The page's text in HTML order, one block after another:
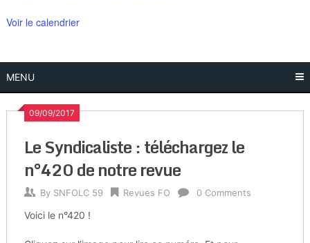
Voir le calendrier
MENU
09/09/2017
Le Syndicaliste : téléchargez le
n°420 de notre revue
By SNFOLC 59 Revues FO 0 Comments
Voici le n°420 !